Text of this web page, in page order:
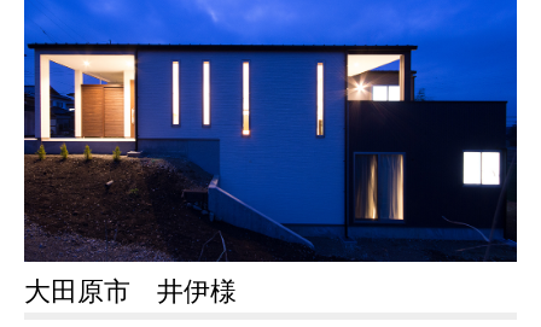
大田原市 井伊様